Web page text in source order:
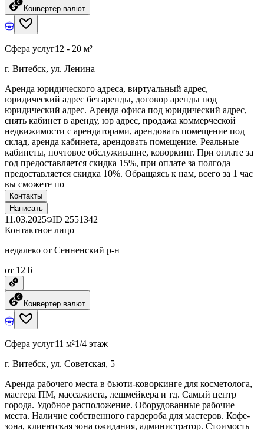
Конвертер валют
Сфера услуг12 - 20 м²
г. Витебск, ул. Ленина
Аренда юридического адреса, виртуальный адрес,
юридический адрес без аренды, договор аренды под
юридический адрес. Аренда офиса под юридический адрес,
снять кабинет в аренду, юр адрес, продажа коммерческой
недвижимости с арендаторами, арендовать помещение под
склад, аренда кабинета, арендовать помещение. Реальные
кабинеты, почтовое обслуживание, коворкинг. При оплате за
год предоставляется скидка 15%, при оплате за полгода
предоставляется скидка 10%. Обращаясь к нам, всего за 1 час
вы сможете по
Контакты
Написать
11.03.2025 ID 2551342
Контактное лицо
недалеко от Сенненский р-н
от 12 ƃ
Конвертер валют
Сфера услуг11 м²1/4 этаж
г. Витебск, ул. Советская, 5
Аренда рабочего места в бьюти-коворкинге для косметолога,
мастера ПМ, массажиста, лешмейкера и тд. Самый центр
города. Удобное расположение. Оборудованные рабочие
места. Наличие собственного гардероба для мастеров. Кофе-
зона, клиентская зона ожидания, администратор. Стоимость